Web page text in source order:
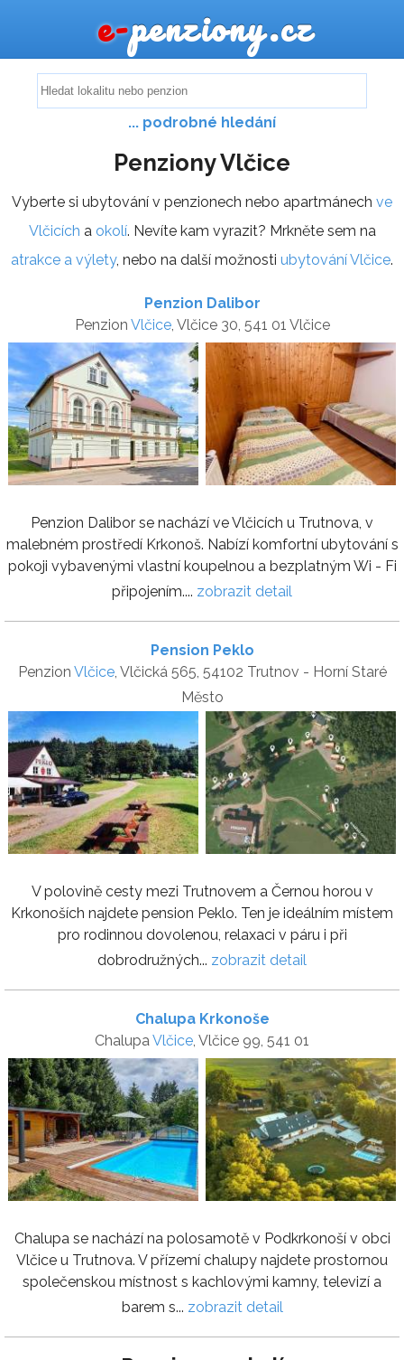
e-penziony.cz
... podrobné hledání
Penziony Vlčice
Vyberte si ubytování v penzionech nebo apartmánech ve
Vlčicích a okolí. Nevíte kam vyrazit? Mrkněte sem na
atrakce a výlety, nebo na další možnosti ubytování Vlčice.
Penzion Dalibor
Penzion Vlčice, Vlčice 30, 541 01 Vlčice
Penzion Dalibor se nachází ve Vlčicích u Trutnova, v
malebném prostředí Krkonoš. Nabízí komfortní ubytování s
pokoji vybavenými vlastní koupelnou a bezplatným Wi - Fi
připojením.... zobrazit detail
Pension Peklo
Penzion Vlčice, Vlčická 565, 54102 Trutnov - Horní Staré
Město
V polovině cesty mezi Trutnovem a Černou horou v
Krkonoších najdete pension Peklo. Ten je ideálním místem
pro rodinnou dovolenou, relaxaci v páru i při
dobrodružných... zobrazit detail
Chalupa Krkonoše
ChalupaVlčice, Vlčice 99, 541 01
Chalupa se nachází na polosamotě v Podkrkonoší v obci
Vlčice u Trutnova. V přízemí chalupy najdete prostornou
společenskou místnost s kachlovými kamny, televizí a
barem s... zobrazit detail